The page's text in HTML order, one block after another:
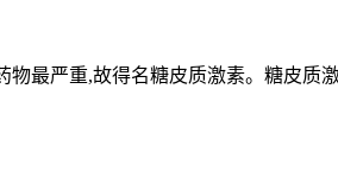
物最严重,故得名糖皮质激素。糖皮